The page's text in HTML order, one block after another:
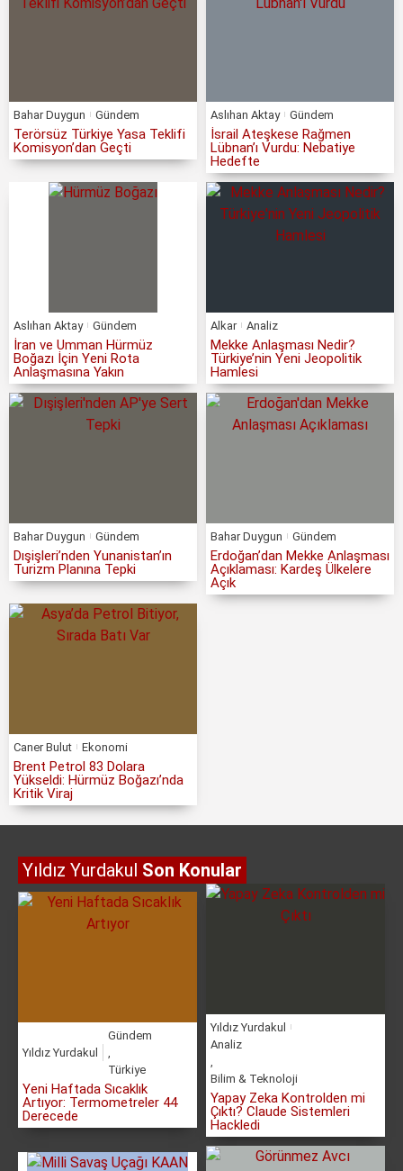
Bahar Duygun Gündem
Terörsüz Türkiye Yasa Teklifi
Komisyon’dan Geçti
Aslıhan Aktay Gündem
İsrail Ateşkese Rağmen
Lübnan’ı Vurdu: Nebatiye
Hedefte
Aslıhan Aktay Gündem
İran ve Umman Hürmüz
Boğazı İçin Yeni Rota
Anlaşmasına Yakın
Alkar Analiz
Mekke Anlaşması Nedir?
Türkiye’nin Yeni Jeopolitik
Hamlesi
Bahar Duygun Gündem
Dışişleri’nden Yunanistan’ın
Turizm Planına Tepki
Bahar Duygun Gündem
Erdoğan’dan Mekke Anlaşması
Açıklaması: Kardeş Ülkelere
Açık
Caner Bulut Ekonomi
Brent Petrol 83 Dolara
Yükseldi: Hürmüz Boğazı’nda
Kritik Viraj
Yıldız Yurdakul Son Konular
Yıldız Yurdakul
Gündem
,
Türkiye
Yeni Haftada Sıcaklık
Artıyor: Termometreler 44
Derecede
Yıldız Yurdakul
Analiz
Bilim & Teknoloji
Yapay Zeka Kontrolden mi
Çıktı? Claude Sistemleri
Hackledi